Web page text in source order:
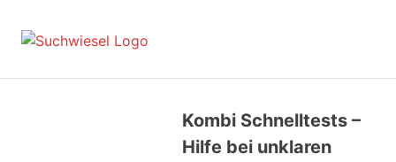
Inhalt
springen
und
Kombi Schnelltests –
Hilfe bei unklaren